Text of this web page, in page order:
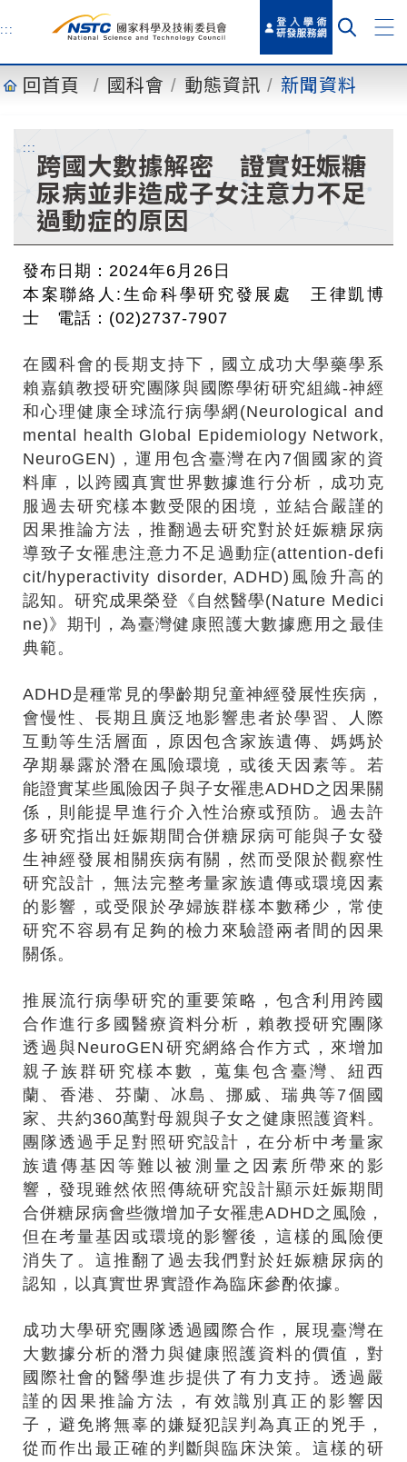
主
容
:::
回首頁 國科會 動態資訊 新聞資料
:::
跨國大數據解密 證實妊娠糖
尿病並非造成子女注意力不足
過動症的原因
發布日期：2024年6月26日
本案聯絡人:生命科學研究發展處 王律凱博
士 電話：(02)2737-7907
在國科會的長期支持下，國立成功大學藥學系
賴嘉鎮教授研究團隊與國際學術研究組織-神經
和心理健康全球流行病學網(Neurological and
mental health Global Epidemiology Network,
NeuroGEN)，運用包含臺灣在內7個國家的資
料庫，以跨國真實世界數據進行分析，成功克
服過去研究樣本數受限的困境，並結合嚴謹的
因果推論方法，推翻過去研究對於妊娠糖尿病
導致子女罹患注意力不足過動症(attention-defi
cit/hyperactivity disorder, ADHD)風險升高的
認知。研究成果榮登《自然醫學(Nature Medici
ne)》期刊，為臺灣健康照護大數據應用之最佳
典範。
ADHD是種常見的學齡期兒童神經發展性疾病，
會慢性、長期且廣泛地影響患者於學習、人際
互動等生活層面，原因包含家族遺傳、媽媽於
孕期暴露於潛在風險環境，或後天因素等。若
能證實某些風險因子與子女罹患ADHD之因果關
係，則能提早進行介入性治療或預防。過去許
多研究指出妊娠期間合併糖尿病可能與子女發
生神經發展相關疾病有關，然而受限於觀察性
研究設計，無法完整考量家族遺傳或環境因素
的影響，或受限於孕婦族群樣本數稀少，常使
研究不容易有足夠的檢力來驗證兩者間的因果
關係。
推展流行病學研究的重要策略，包含利用跨國
合作進行多國醫療資料分析，賴教授研究團隊
透過與NeuroGEN研究網絡合作方式，來增加
親子族群研究樣本數，蒐集包含臺灣、紐西
蘭、香港、芬蘭、冰島、挪威、瑞典等7個國
家、共約360萬對母親與子女之健康照護資料。
團隊透過手足對照研究設計，在分析中考量家
族遺傳基因等難以被測量之因素所帶來的影
響，發現雖然依照傳統研究設計顯示妊娠期間
合併糖尿病會些微增加子女罹患ADHD之風險，
但在考量基因或環境的影響後，這樣的風險便
消失了。這推翻了過去我們對於妊娠糖尿病的
認知，以真實世界實證作為臨床參酌依據。
成功大學研究團隊透過國際合作，展現臺灣在
大數據分析的潛力與健康照護資料的價值，對
國際社會的醫學進步提供了有力支持。透過嚴
謹的因果推論方法，有效識別真正的影響因
子，避免將無辜的嫌疑犯誤判為真正的兇手，
從而作出最正確的判斷與臨床決策。這樣的研